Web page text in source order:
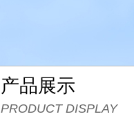
产品展示
PRODUCT DISPLAY